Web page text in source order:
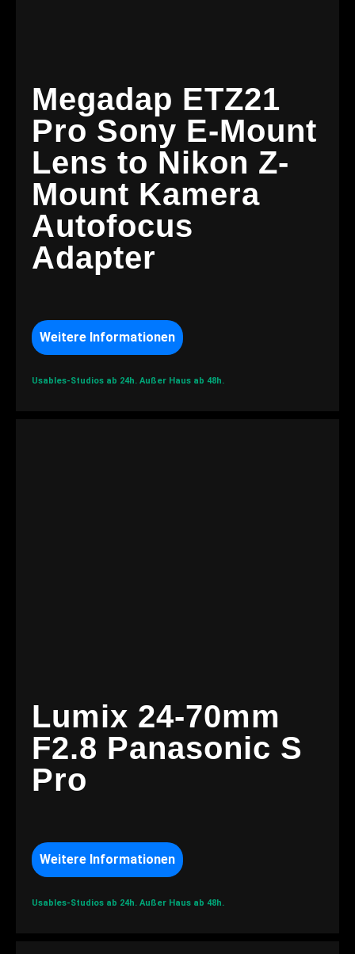
Megadap ETZ21
Pro Sony E-Mount
Lens to Nikon Z-
Mount Kamera
Autofocus
Adapter
Weitere Informationen
Usables-Studios ab 24h. Außer Haus ab 48h.
Lumix 24-70mm
F2.8 Panasonic S
Pro
Weitere Informationen
Usables-Studios ab 24h. Außer Haus ab 48h.